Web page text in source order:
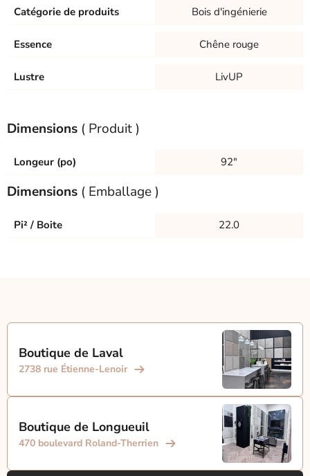
Catégorie de produits Bois d'ingénierie
Essence Chêne rouge
Lustre LivUP
Dimensions ( Produit )
Longeur (po) 92"
Dimensions ( Emballage )
Pi² / Boite 22.0
Boutique de Laval
2738 rue Étienne-Lenoir
Boutique de Longueuil
470 boulevard Roland-Therrien